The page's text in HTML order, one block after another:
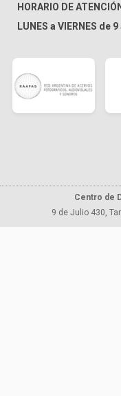
HORARIO DE ATENCIÓN
LUNES a VIERNES de
Centro de
9 de Julio 430,